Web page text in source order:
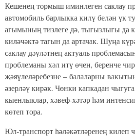
Кешенең тормыш иминлеген саклау
автомобиль барлыкка килү белән үк
агымының тизлеге дә, тыгызлыгы да
киләчәктә тагын да артачак. Шуңа
саклау дәүләтнең актуаль
проблеманы хәл итү өчен, беренче
җәяүлеләребезне – балаларны
әзерләү кирәк. Чөнки капкадан
кыенлыклар, хәвеф-хәтәр һәм
көтеп тора.
Юл-транспорт һәләкәтләренең килеп